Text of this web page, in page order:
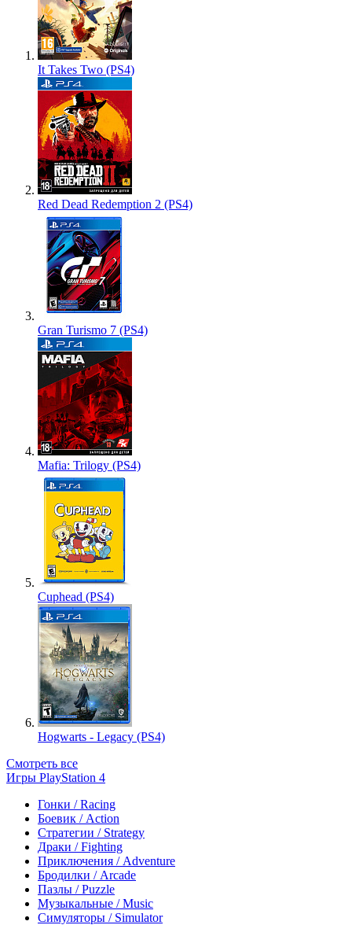
It Takes Two (PS4)
Red Dead Redemption 2 (PS4)
Gran Turismo 7 (PS4)
Mafia: Trilogy (PS4)
Cuphead (PS4)
Hogwarts - Legacy (PS4)
Смотреть все
Игры PlayStation 4
Гонки / Racing
Боевик / Action
Стратегии / Strategy
Драки / Fighting
Приключения / Adventure
Бродилки / Arcade
Пазлы / Puzzle
Музыкальные / Music
Симуляторы / Simulator